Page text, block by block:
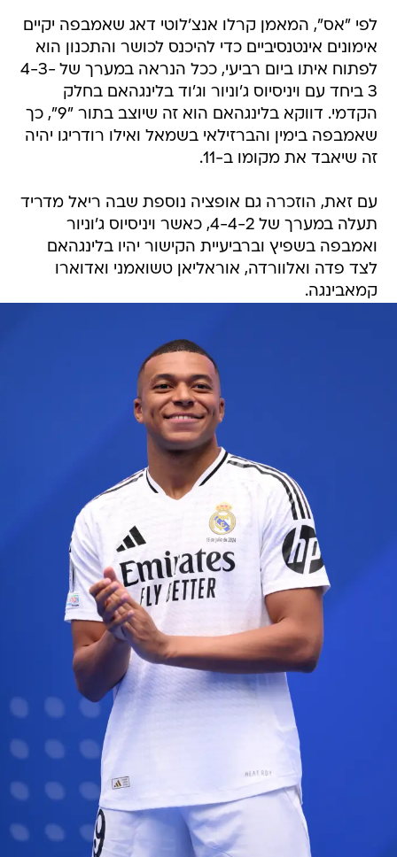
לפי "אס", המאמן קרלו אנצ'לוטי דאג שאמבפה יקיים
אימונים אינטנסיביים כדי להיכנס לכושר והתכנון הוא
לפתוח איתו ביום רביעי, ככל הנראה במערך של 4-3-
3 ביחד עם ויניסיוס ג'וניור וג'וד בלינגהאם בחלק
הקדמי. דווקא בלינגהאם הוא זה שיוצב בתור "9", כך
שאמבפה בימין והברזילאי בשמאל ואילו רודריגו יהיה
זה שיאבד את מקומו ב-11.
עם זאת, הוזכרה גם אופציה נוספת שבה ריאל מדריד
תעלה במערך של 4-4-2, כאשר ויניסיוס ג'וניור
ואמבפה בשפיץ וברביעיית הקישור יהיו בלינגהאם
לצד פדה ואלוורדה, אוראליאן טשואמני ואדוארו
קמאבינגה.